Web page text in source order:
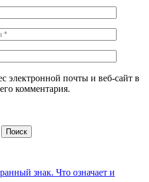
электронной почты и веб-сайт в
комментария.
знак. Что означает и